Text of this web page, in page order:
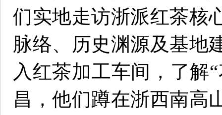
们实地走访浙派红茶核
脉络、历史渊源及基地
入红茶加工车间，了解
昌，他们蹲在浙西南高